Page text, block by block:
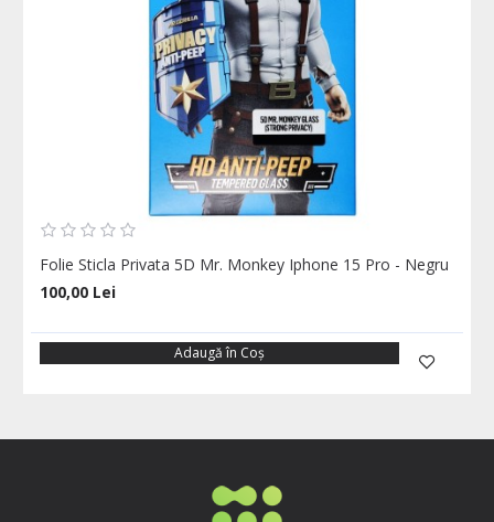
Folie Sticla Privata 5D Mr. Monkey Iphone 15 Pro - Negru
100,00 Lei
Adaugă în Coş